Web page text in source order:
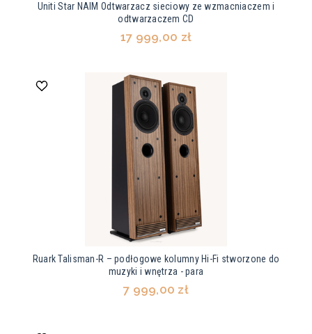
Uniti Star NAIM Odtwarzacz sieciowy ze wzmacniaczem i
odtwarzaczem CD
17 999,00 zł
Ruark Talisman-R – podłogowe kolumny Hi-Fi stworzone do
muzyki i wnętrza - para
7 999,00 zł